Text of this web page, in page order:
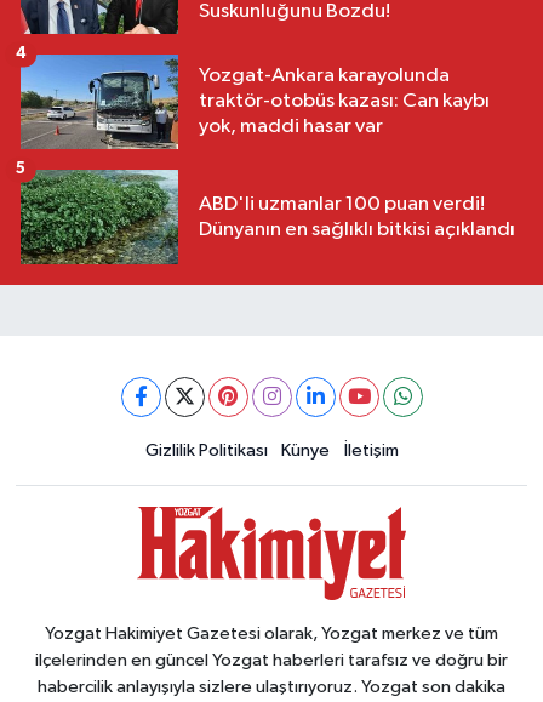
Suskunluğunu Bozdu!
Yozgat-Ankara karayolunda
traktör-otobüs kazası: Can kaybı
yok, maddi hasar var
4
ABD'li uzmanlar 100 puan verdi!
Dünyanın en sağlıklı bitkisi açıklandı
5
Gizlilik Politikası Künye İletişim
Yozgat Hakimiyet Gazetesi olarak, Yozgat merkez ve tüm
ilçelerinden en güncel Yozgat haberleri tarafsız ve doğru bir
habercilik anlayışıyla sizlere ulaştırıyoruz. Yozgat son dakika